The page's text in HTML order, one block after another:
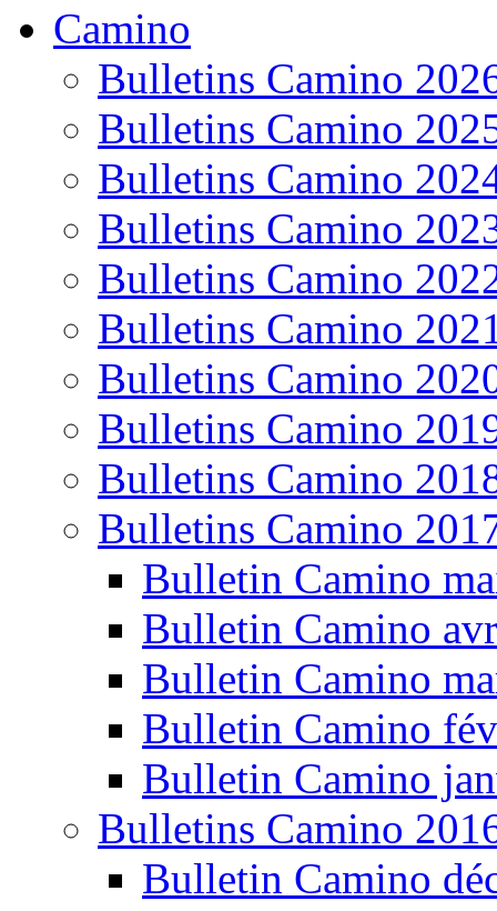
Camino
Bulletins Camino
Bulletins Camino
Bulletins Camino
Bulletins Camino
Bulletins Camino
Bulletins Camino
Bulletins Camino
Bulletins Camino
Bulletins Camino
Bulletins Camino
Bulletin Camino
Bulletin Camino
Bulletin Camino
Bulletin Camino
Bulletin Camino
Bulletins Camino
Bulletin Camino